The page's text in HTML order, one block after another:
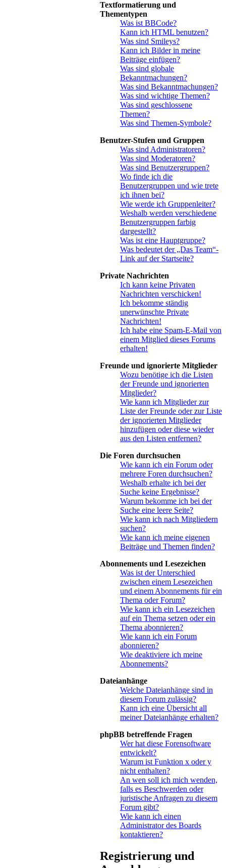
Textformatierung und
Thementypen
Was ist BBCode?
Kann ich HTML benutzen?
Was sind Smileys?
Kann ich Bilder in meine
Beiträge einfügen?
Was sind globale
Bekanntmachungen?
Was sind Bekanntmachungen?
Was sind wichtige Themen?
Was sind geschlossene
Themen?
Was sind Themen-Symbole?
Benutzer-Stufen und Gruppen
Was sind Administratoren?
Was sind Moderatoren?
Was sind Benutzergruppen?
Wo finde ich die
Benutzergruppen und wie trete
ich ihnen bei?
Wie werde ich Gruppenleiter?
Weshalb werden verschiedene
Benutzergruppen farbig
dargestellt?
Was ist eine Hauptgruppe?
Was bedeutet der „Das Team“-
Link auf der Startseite?
Private Nachrichten
Ich kann keine Privaten
Nachrichten verschicken!
Ich bekomme ständig
unerwünschte Private
Nachrichten!
Ich habe eine Spam-E-Mail von
einem Mitglied dieses Forums
erhalten!
Freunde und ignorierte Mitglieder
Wozu benötige ich die Listen
der Freunde und ignorierten
Mitglieder?
Wie kann ich Mitglieder zur
Liste der Freunde oder zur Liste
der ignorierten Mitglieder
hinzufügen oder diese wieder
aus den Listen entfernen?
Die Foren durchsuchen
Wie kann ich ein Forum oder
mehrere Foren durchsuchen?
Weshalb erhalte ich bei der
Suche keine Ergebnisse?
Warum bekomme ich bei der
Suche eine leere Seite?
Wie kann ich nach Mitgliedern
suchen?
Wie kann ich meine eigenen
Beiträge und Themen finden?
Abonnements und Lesezeichen
Was ist der Unterschied
zwischen einem Lesezeichen
und einem Abonnements für ein
Thema oder Forum?
Wie kann ich ein Lesezeichen
auf ein Thema setzen oder ein
Thema abonnieren?
Wie kann ich ein Forum
abonnieren?
Wie deaktiviere ich meine
Abonnements?
Dateianhänge
Welche Dateianhänge sind in
diesem Forum zulässig?
Kann ich eine Übersicht all
meiner Dateianhänge erhalten?
phpBB betreffende Fragen
Wer hat diese Forensoftware
entwickelt?
Warum ist Funktion x oder y
nicht enthalten?
An wen soll ich mich wenden,
falls es Beschwerden oder
juristische Anfragen zu diesem
Forum gibt?
Wie kann ich einen
Administrator des Boards
kontaktieren?
Registrierung und